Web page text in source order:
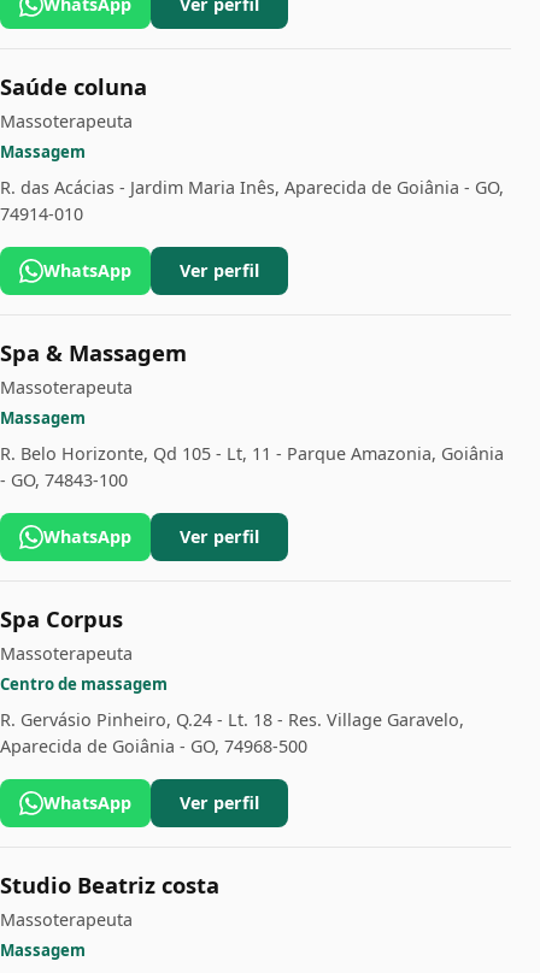
Saúde coluna
Massoterapeuta
Massagem
R. das Acácias - Jardim Maria Inês, Aparecida de Goiânia - GO,
74914-010
WhatsApp Ver perfil
Spa & Massagem
Massoterapeuta
Massagem
R. Belo Horizonte, Qd 105 - Lt, 11 - Parque Amazonia, Goiânia
- GO, 74843-100
WhatsApp Ver perfil
Spa Corpus
Massoterapeuta
Centro de massagem
R. Gervásio Pinheiro, Q.24 - Lt. 18 - Res. Village Garavelo,
Aparecida de Goiânia - GO, 74968-500
WhatsApp Ver perfil
Studio Beatriz costa
Massoterapeuta
Massagem